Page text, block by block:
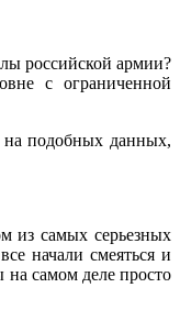
российской армии?
с ограниченной
подобных данных,
из самых серьезных
начали смеяться и
на самом деле просто